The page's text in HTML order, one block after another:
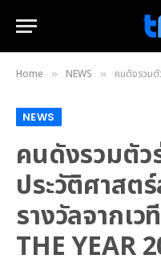
Home » NEWS » คนดังรวมตัวร่วมสร้
NEWS
คนดังรวมตัว
ประวัติศาสต
รางวัลจากเ
THE YEAR